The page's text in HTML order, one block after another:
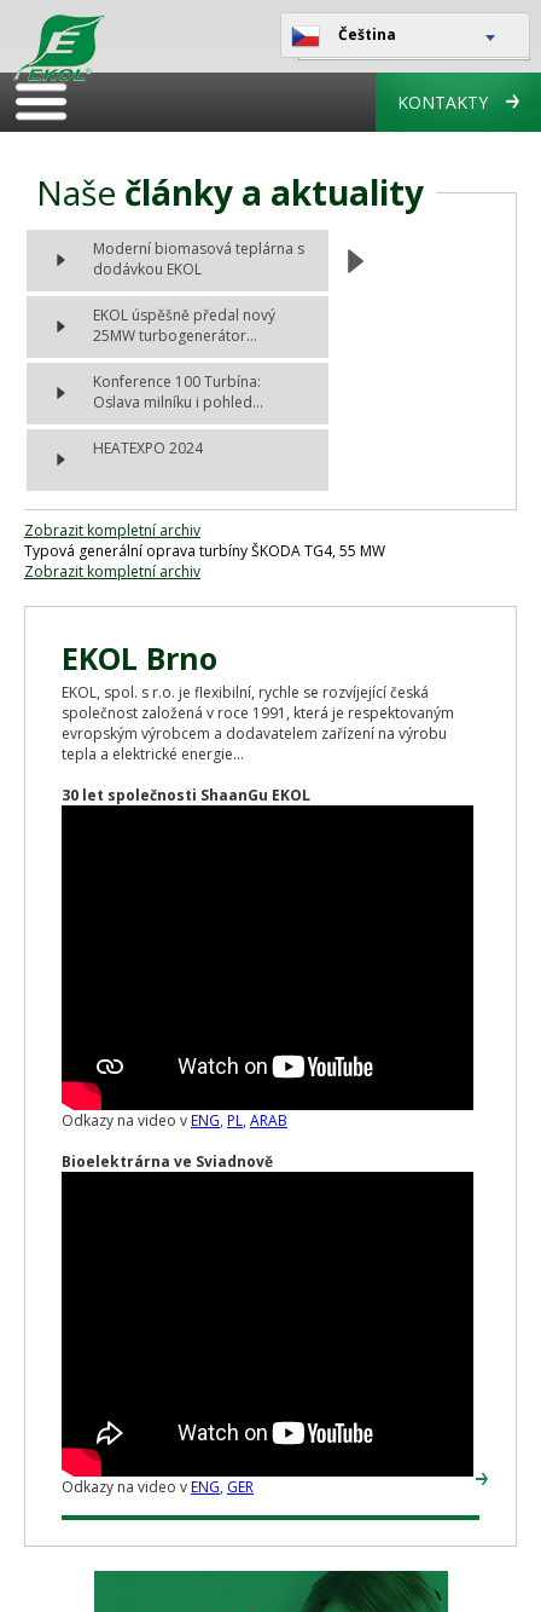
Čeština
KONTAKTY
Naše články a aktuality
Moderní biomasová teplárna s
dodávkou EKOL
EKOL úspěšně předal nový
25MW turbogenerátor...
Konference 100 Turbína:
Oslava milníku i pohled...
HEATEXPO 2024
Zobrazit kompletní archiv
Typová generální oprava turbíny ŠKODA TG4, 55 MW
Zobrazit kompletní archiv
EKOL Brno
EKOL, spol. s r.o. je flexibilní, rychle se rozvíjející česká
společnost založená v roce 1991, která je respektovaným
evropským výrobcem a dodavatelem zařízení na výrobu
tepla a elektrické energie...
30 let společnosti ShaanGu EKOL
Odkazy na video vENG, PL, ARAB
Bioelektrárna ve Sviadnově
Odkazy na video vENG, GER